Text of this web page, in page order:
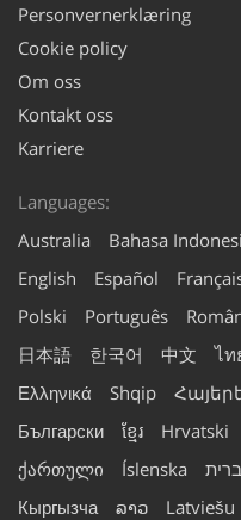
Personvernerklæring
Cookie policy
Om oss
Kontakt oss
Karriere
Languages:
Australia
Bahasa
English
Español
Polski
Português
日本語
한국어 中文 ไท
Ελληνικά
Shqip
Български
ខ្មែរ Hrvatski
ქართული
Íslenska
Кыргызча
ລາວ Latviešu